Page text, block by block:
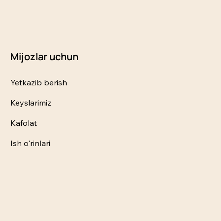
Mijozlar uchun
Yetkazib berish
Keyslarimiz
Kafolat
Ish o'rinlari